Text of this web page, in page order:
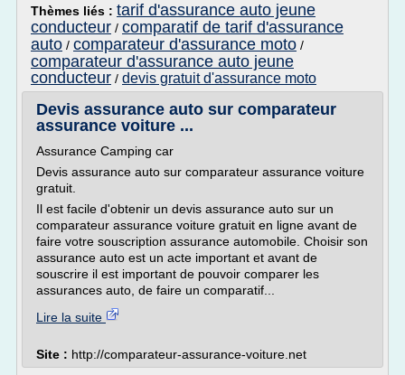
Thèmes liés : tarif d'assurance auto jeune
conducteur / comparatif de tarif d'assurance
auto / comparateur d'assurance moto /
comparateur d'assurance auto jeune
conducteur / devis gratuit d'assurance moto
Devis assurance auto sur comparateur
assurance voiture ...
Assurance Camping car
Devis assurance auto sur comparateur assurance voiture
gratuit.
Il est facile d'obtenir un devis assurance auto sur un
comparateur assurance voiture gratuit en ligne avant de
faire votre souscription assurance automobile. Choisir son
assurance auto est un acte important et avant de
souscrire il est important de pouvoir comparer les
assurances auto, de faire un comparatif...
Lire la suite
Site : http://comparateur-assurance-voiture.net